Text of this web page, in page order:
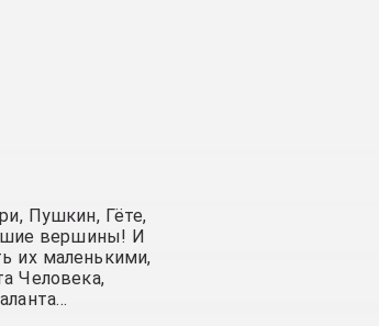
Пушкин, Гёте,
вершины! И
их маленькими,
Человека,